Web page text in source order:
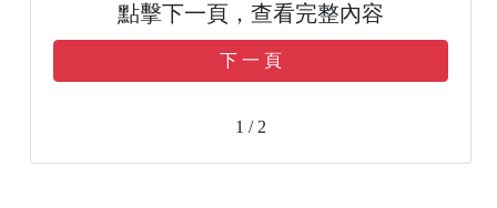
點擊下一頁，查看完整內容
下 一 頁
1 / 2